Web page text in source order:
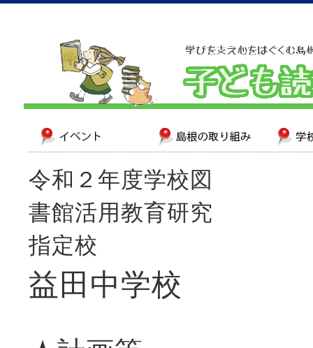
令和２年度学校図
書館活用教育研究
指定校
益田中学校